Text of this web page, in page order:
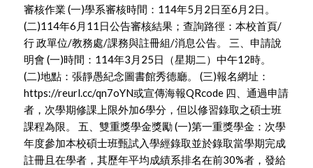
審核作業 (一)學系審核時間：114年5月2日至6月2日。
(二)114年6月11日公告審核結果；查詢路徑：本校首頁/
行 政單位/教務處/課務與註冊組/消息公告。 三、申請說
明會 (一)時間：114年3月25日（星期二）中午12時。
(二)地點：張靜愚紀念圖書館秀德廳。 (三)報名網址：
https://reurl.cc/qn7oYN或宣傳海報QRcode 四、通過申請
者，次學期修課上限外加6學分，但以修習錄取之碩士班
課程為限。 五、雙重獎學金獎勵 (一)第一重獎學金：次學
年度參加本校碩士班甄試入學經錄取並於錄取當學期完成
註冊且在學者，其歷年平均成績系排名在前30%者，發給